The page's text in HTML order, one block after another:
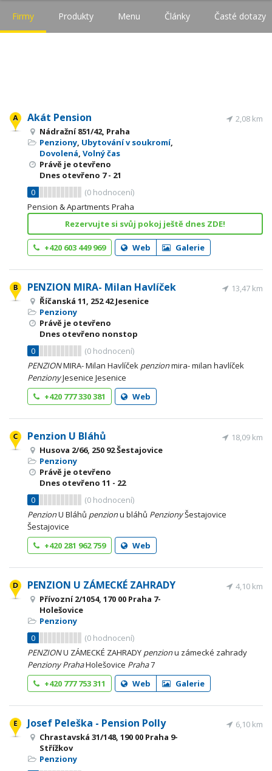
Firmy Produkty Menu Články Časté dotazy
Akát Pension
Nádražní 851/42, Praha
Penziony, Ubytování v soukromí,
Dovolená, Volný čas
Právě je otevřeno
Dnes otevřeno 7 - 21
0
(0 hodnocení)
2,08 km
Pension & Apartments Praha
Rezervujte si svůj pokoj ještě dnes ZDE!
+420 603 449 969 Web Galerie
PENZION MIRA- Milan Havlíček
Říčanská 11, 252 42 Jesenice
Penziony
Právě je otevřeno
Dnes otevřeno nonstop
0
(0 hodnocení)
13,47 km
PENZIONMIRA- Milan Havlíček penzionmira- milan havlíček
PenzionyJesenice Jesenice
+420 777 330 381
Web
Penzion U Bláhů
Husova 2/66, 250 92 Šestajovice
Penziony
Právě je otevřeno
Dnes otevřeno 11 - 22
0
(0 hodnocení)
18,09 km
PenzionU Bláhů penzionu bláhů PenzionyŠestajovice
Šestajovice
+420 281 962 759
Web
PENZION U ZÁMECKÉ ZAHRADY
Přívozní 2/1054, 170 00 Praha 7-
Holešovice
Penziony
0
(0 hodnocení)
4,10 km
PENZIONU ZÁMECKÉ ZAHRADY penzionu zámecké zahrady
Penziony PrahaHolešovice Praha7
+420 777 753 311
Web Galerie
Josef Peleška - Pension Polly
Chrastavská 31/148, 190 00 Praha 9-
Střížkov
Penziony
6,10 km